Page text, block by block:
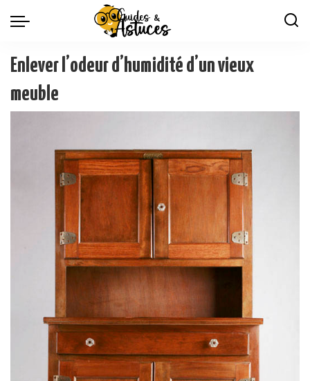
Enlever l’odeur d’humidité d’un vieux
meuble